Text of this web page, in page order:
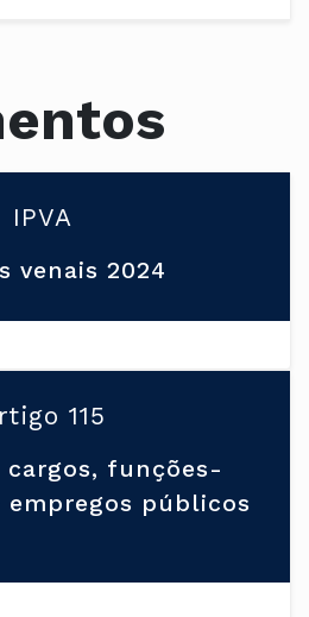
IPVA
venais 2024
115
cargos, funções-
públicos